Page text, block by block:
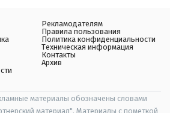
Рекламодателям
Правила пользования
Политика конфиденциальности
Техническая информация
Контакты
Архив
материалы обозначены словами
материал". Материалы с пометкой